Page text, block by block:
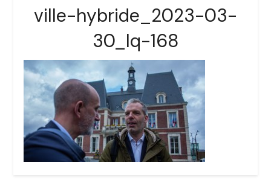
ville-hybride_2023-03-
30_lq-168